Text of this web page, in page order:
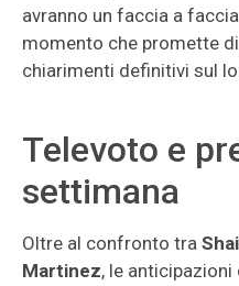
avranno un faccia a
momento che promette
chiarimenti definitivi sul
Televoto e
settimana
Oltre al confronto tra
Martinez, le anticipazioni